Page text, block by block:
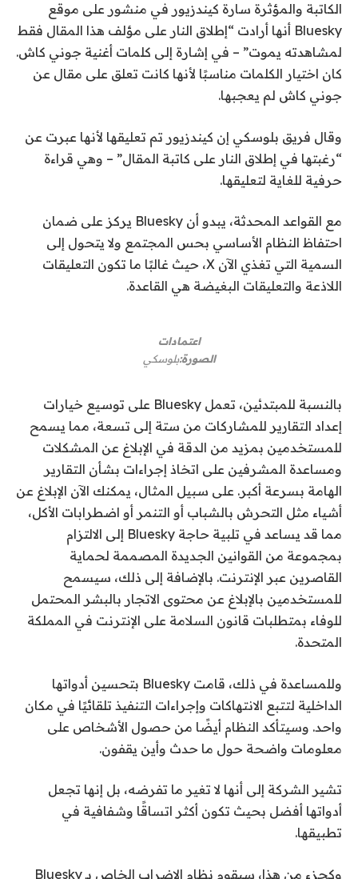
الكاتبة والمؤثرة سارة كيندزيور في منشور على موقع
Bluesky أنها أرادت “إطلاق النار على مؤلف هذا المقال فقط
لمشاهدته يموت” – في إشارة إلى كلمات أغنية جوني كاش.
كان اختيار الكلمات مناسبًا لأنها كانت تعلق على مقال عن
جوني كاش لم يعجبها.
وقال فريق بلوسكي إن كيندزيور تم تعليقها لأنها عبرت عن
“رغبتها في إطلاق النار على كاتبة المقال” – وهي قراءة
حرفية للغاية لتعليقها.
مع القواعد المحدثة، يبدو أن Bluesky يركز على ضمان
احتفاظ النظام الأساسي بحس المجتمع ولا يتحول إلى
السمية التي تغذي الآن X، حيث غالبًا ما تكون التعليقات
اللاذعة والتعليقات البغيضة هي القاعدة.
اعتمادات
الصورة:بلوسكي
بالنسبة للمبتدئين، تعمل Bluesky على توسيع خيارات
إعداد التقارير للمشاركات من ستة إلى تسعة، مما يسمح
للمستخدمين بمزيد من الدقة في الإبلاغ عن المشكلات
ومساعدة المشرفين على اتخاذ إجراءات بشأن التقارير
الهامة بسرعة أكبر. على سبيل المثال، يمكنك الآن الإبلاغ عن
أشياء مثل التحرش بالشباب أو التنمر أو اضطرابات الأكل،
مما قد يساعد في تلبية حاجة Bluesky إلى الالتزام
بمجموعة من القوانين الجديدة المصممة لحماية
القاصرين عبر الإنترنت. بالإضافة إلى ذلك، سيسمح
للمستخدمين بالإبلاغ عن محتوى الاتجار بالبشر المحتمل
للوفاء بمتطلبات قانون السلامة على الإنترنت في المملكة
المتحدة.
وللمساعدة في ذلك، قامت Bluesky بتحسين أدواتها
الداخلية لتتبع الانتهاكات وإجراءات التنفيذ تلقائيًا في مكان
واحد. وسيتأكد النظام أيضًا من حصول الأشخاص على
معلومات واضحة حول ما حدث وأين يقفون.
تشير الشركة إلى أنها لا تغير ما تفرضه، بل إنها تجعل
أدواتها أفضل بحيث تكون أكثر اتساقًا وشفافية في
تطبيقها.
وكجزء من هذا، سيقوم نظام الإضراب الخاص بـ Bluesky